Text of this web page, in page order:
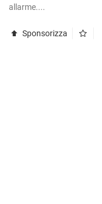
allarme....
Sponsorizza